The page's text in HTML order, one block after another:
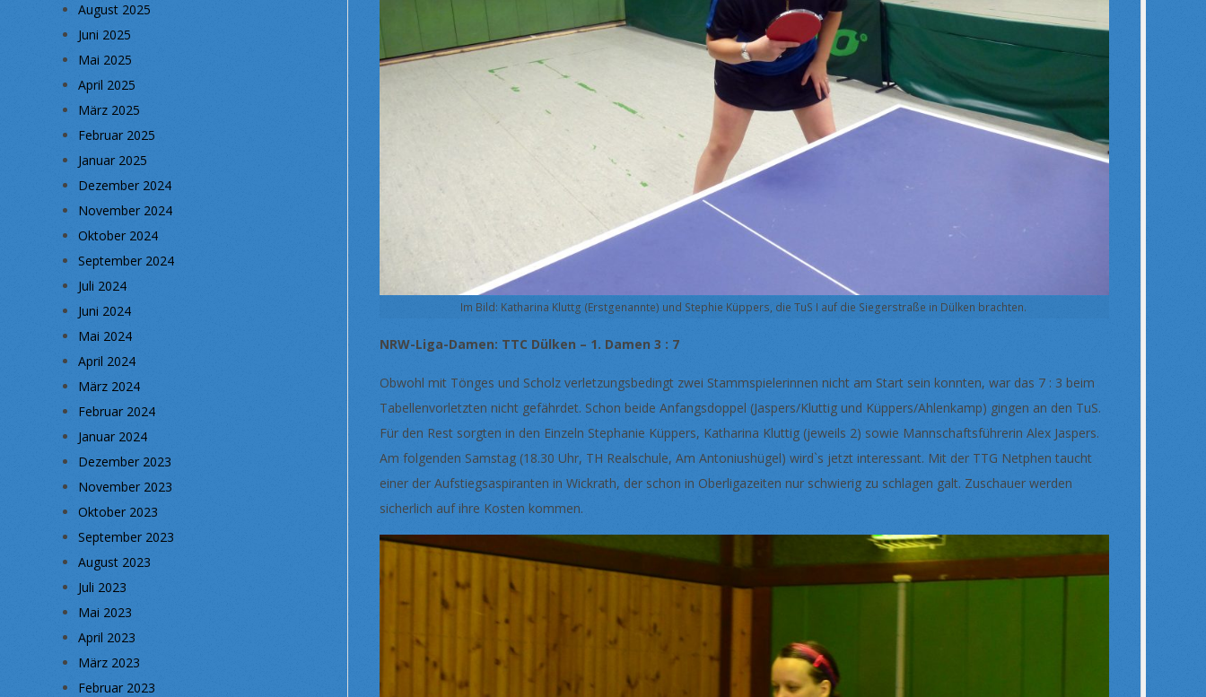
Im Bild: Katharina Kluttg (Erstgenannte) und Stephie Küppers, die TuS I auf die Siegerstraße in Dülken brachten.
NRW-Liga-Damen: TTC Dülken – 1. Damen 3 : 7
Obwohl mit Tönges und Scholz verletzungsbedingt zwei Stammspielerinnen nicht am Start sein konnten, war das 7 : 3 beim
Tabellenvorletzten nicht gefährdet. Schon beide Anfangsdoppel (Jaspers/Kluttig und Küppers/Ahlenkamp) gingen an den TuS.
Für den Rest sorgten in den Einzeln Stephanie Küppers, Katharina Kluttig (jeweils 2) sowie Mannschaftsführerin Alex Jaspers.
Am folgenden Samstag (18.30 Uhr, TH Realschule, Am Antoniushügel) wird`s jetzt interessant. Mit der TTG Netphen taucht
einer der Aufstiegsaspiranten in Wickrath, der schon in Oberligazeiten nur schwierig zu schlagen galt. Zuschauer werden
sicherlich auf ihre Kosten kommen.
August 2025
Juni 2025
Mai 2025
April 2025
März 2025
Februar 2025
Januar 2025
Dezember 2024
November 2024
Oktober 2024
September 2024
Juli 2024
Juni 2024
Mai 2024
April 2024
März 2024
Februar 2024
Januar 2024
Dezember 2023
November 2023
Oktober 2023
September 2023
August 2023
Juli 2023
Mai 2023
April 2023
März 2023
Februar 2023